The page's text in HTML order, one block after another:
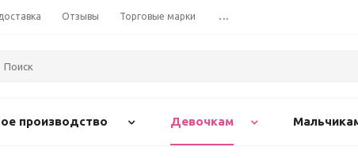
Отзывы Торговые марки ...
производство Девочкам